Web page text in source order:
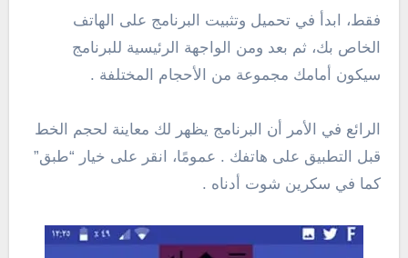
فقط، ابدأ في تحميل وتثبيت البرنامج على الهاتف
الخاص بك، ثم بعد ومن الواجهة الرئيسية للبرنامج
سيكون أمامك مجموعة من الأحجام المختلفة .
الرائع في الأمر أن البرنامج يظهر لك معاينة لحجم الخط
قبل التطبيق على هاتفك . عمومًا، انقر على خيار “طبق”
كما في سكرين شوت أدناه .